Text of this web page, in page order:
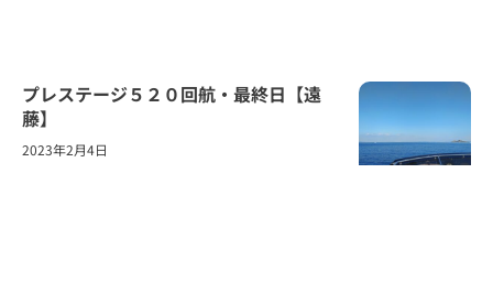
プレステージ５２０回航・最終日【遠
藤】
2023年2月4日